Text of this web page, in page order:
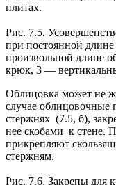
плитах.
Рис. 7.5.
при постоянной
произвольной длине
крюк, 3 —
Облицовка может не
случае облицовочные
стержнях (7.5, б),
нее скобами к стене.
прикрепляют
стержням.
Рис. 7.6. Закрепы для